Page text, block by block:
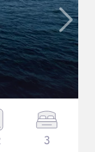
3